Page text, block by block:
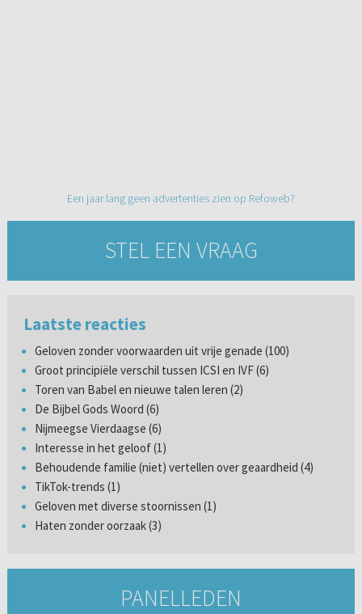
Een jaar lang geen advertenties zien op Refoweb?
STEL EEN VRAAG
Laatste reacties
Geloven zonder voorwaarden uit vrije genade (100)
Groot principiële verschil tussen ICSI en IVF (6)
Toren van Babel en nieuwe talen leren (2)
De Bijbel Gods Woord (6)
Nijmeegse Vierdaagse (6)
Interesse in het geloof (1)
Behoudende familie (niet) vertellen over geaardheid (4)
TikTok-trends (1)
Geloven met diverse stoornissen (1)
Haten zonder oorzaak (3)
PANELLEDEN